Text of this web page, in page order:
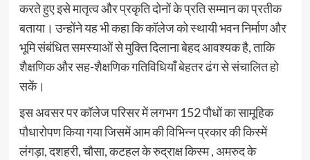
करते हुए इसे मातृत्व और प्रकृति दोनों के प्रति सम्मान का प्रतीक
बताया। उन्होंने यह भी कहा कि कॉलेज को स्थायी भवन निर्माण और
भूमि संबंधित समस्याओं से मुक्ति दिलाना बेहद आवश्यक है, ताकि
शैक्षणिक और सह-शैक्षणिक गतिविधियाँ बेहतर ढंग से संचालित हो
सकें।
इस अवसर पर कॉलेज परिसर में लगभग 152 पौधों का सामूहिक
पौधारोपण किया गया जिसमें आम की विभिन्न प्रकार की किस्में
लंगड़ा, दशहरी, चौसा, कटहल के रुद्राक्ष किस्म , अमरुद के